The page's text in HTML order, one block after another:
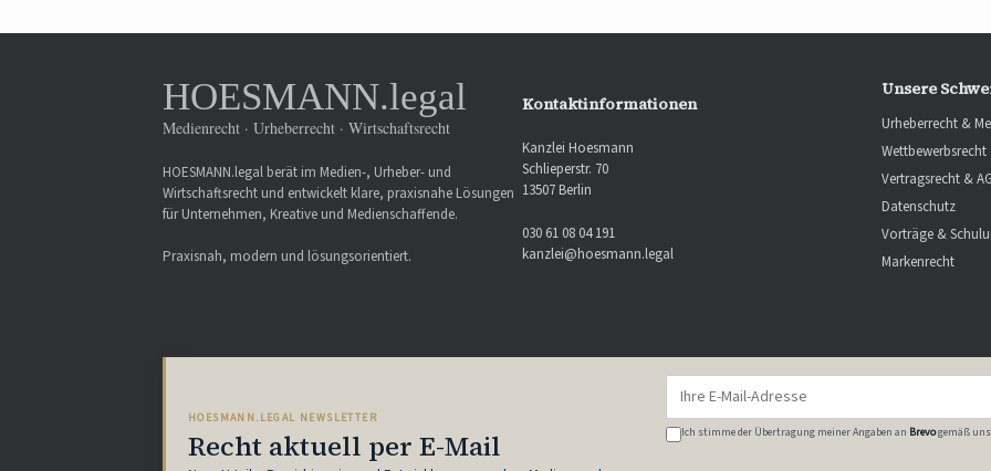
HOESMANN.legal
Medienrecht · Urheberrecht · Wirtschaftsrecht
HOESMANN.legal berät im Medien-, Urheber- und
Wirtschaftsrecht und entwickelt klare, praxisnahe Lösungen
für Unternehmen, Kreative und Medienschaffende.
Praxisnah, modern und lösungsorientiert.
Kontaktinformationen
Kanzlei Hoesmann
Schlieperstr. 70
13507 Berlin
030 61 08 04 191
kanzlei@hoesmann.legal
Unsere
Urheberrecht &
Wettbewerbsrecht
Vertragsrecht &
Datenschutz
Vorträge &
Markenrecht
HOESMANN.LEGAL NEWSLETTER
Recht aktuell per E-Mail
Mail-
Adresse
Ich stimme der Übertragung meiner Angaben an Brevogemäß